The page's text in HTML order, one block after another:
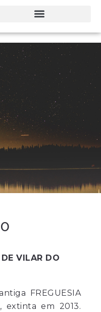
VILAR DO
FREGUESIA
extinta em 2013.